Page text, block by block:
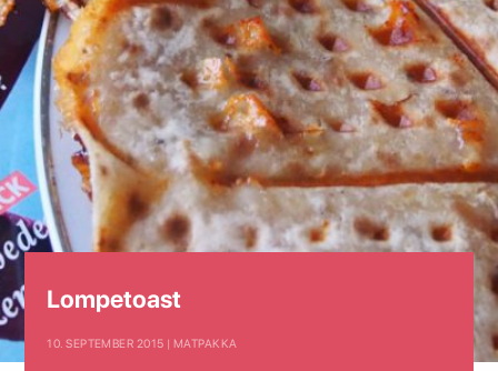
Lompetoast
10. SEPTEMBER 2015 | MATPAKKA